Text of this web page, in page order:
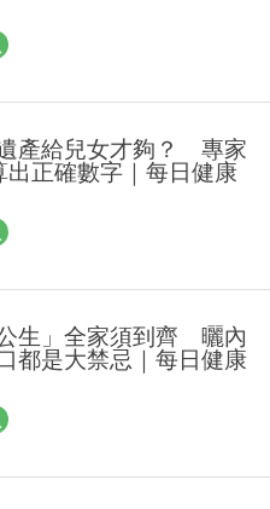
產給兒女才夠？ 專家
出正確數字｜每日健康
生」全家須到齊 曬內
都是大禁忌｜每日健康